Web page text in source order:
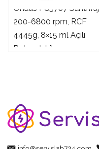
Ohaus FC5707 Santrifüj,
200-6800 rpm, RCF
4445g, 8×15 ml Açılı
Rotor dahil